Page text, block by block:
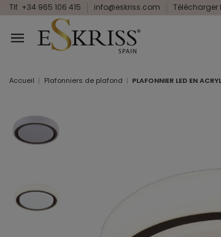
Tlf. +34 965 106 415 info@eskriss.com
Accueil Plafonniers de plafond PLAFONNIER LED EN